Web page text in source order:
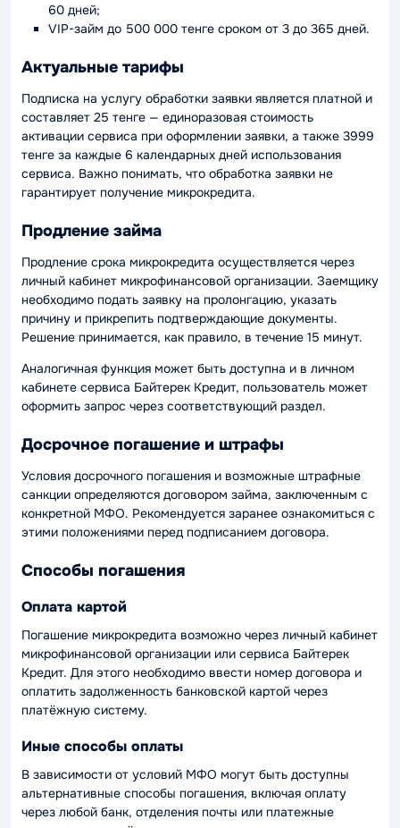
60 дней;
VIP-займ до 500 000 тенге сроком от 3 до 365 дней.
Актуальные тарифы
Подписка на услугу обработки заявки является платной и
составляет 25 тенге — единоразовая стоимость
активации сервиса при оформлении заявки, а также 3999
тенге за каждые 6 календарных дней использования
сервиса. Важно понимать, что обработка заявки не
гарантирует получение микрокредита.
Продление займа
Продление срока микрокредита осуществляется через
личный кабинет микрофинансовой организации. Заемщику
необходимо подать заявку на пролонгацию, указать
причину и прикрепить подтверждающие документы.
Решение принимается, как правило, в течение 15 минут.
Аналогичная функция может быть доступна и в личном
кабинете сервиса Байтерек Кредит, пользователь может
оформить запрос через соответствующий раздел.
Досрочное погашение и штрафы
Условия досрочного погашения и возможные штрафные
санкции определяются договором займа, заключенным с
конкретной МФО. Рекомендуется заранее ознакомиться с
этими положениями перед подписанием договора.
Способы погашения
Оплата картой
Погашение микрокредита возможно через личный кабинет
микрофинансовой организации или сервиса Байтерек
Кредит. Для этого необходимо ввести номер договора и
оплатить задолженность банковской картой через
платёжную систему.
Иные способы оплаты
В зависимости от условий МФО могут быть доступны
альтернативные способы погашения, включая оплату
через любой банк, отделения почты или платежные